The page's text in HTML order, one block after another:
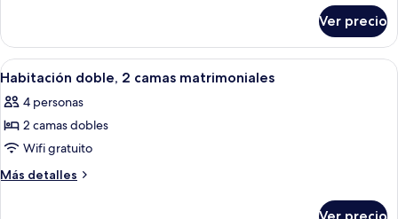
Queen
size
1
cama
Queen
Ver precio
Abrir
todas
las
fotos
de
Habitación
Habitación de hotel con dos camas,
2
Habitación doble, 2 camas matrimoniales
4 personas
2 camas dobles
Wifi gratuito
Más detalles
Más